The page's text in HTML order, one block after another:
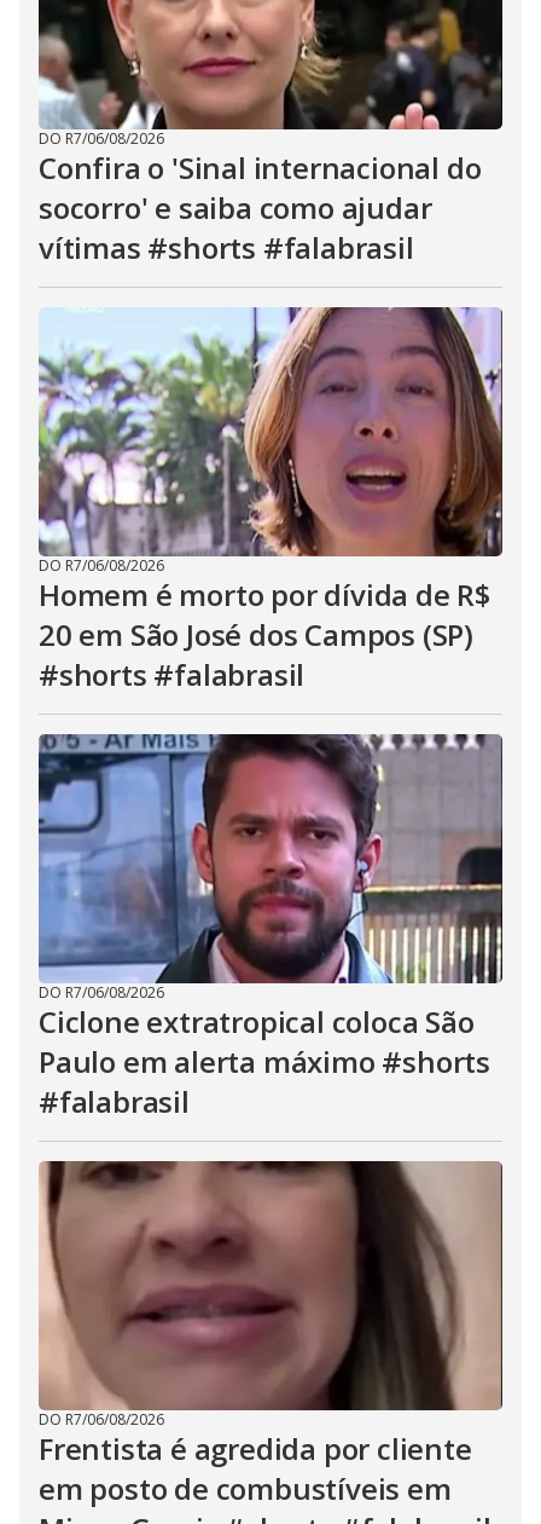
DO R7/06/08/2026
Confira o 'Sinal internacional do
socorro' e saiba como ajudar
vítimas #shorts #falabrasil
DO R7/06/08/2026
Homem é morto por dívida de R$
20 em São José dos Campos (SP)
#shorts #falabrasil
DO R7/06/08/2026
Ciclone extratropical coloca São
Paulo em alerta máximo #shorts
#falabrasil
DO R7/06/08/2026
Frentista é agredida por cliente
em posto de combustíveis em